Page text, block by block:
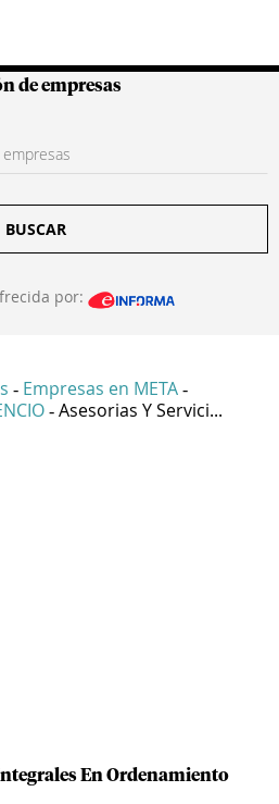
Colombianas
de empresas
BUSCAR
por:
- Empresas en META -
- Asesorias Y Servici...
En Ordenamiento